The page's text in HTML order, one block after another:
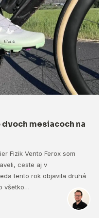
dvoch mesiacoch na
Fizik Vento Ferox som
ceste aj v
tento rok objavila druhá
všetko…